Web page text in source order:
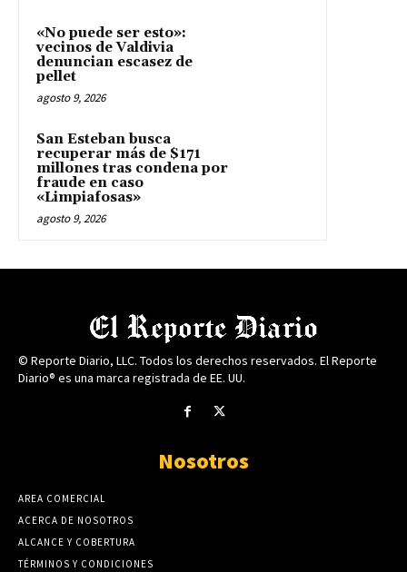
«No puede ser esto»:
vecinos de Valdivia
denuncian escasez de
pellet
agosto 9, 2026
San Esteban busca
recuperar más de $171
millones tras condena por
fraude en caso
«Limpiafosas»
agosto 9, 2026
© Reporte Diario, LLC. Todos los derechos reservados. El Reporte
Diario® es una marca registrada de EE. UU.
Nosotros
AREA COMERCIAL
ACERCA DE NOSOTROS
ALCANCE Y COBERTURA
TÉRMINOS Y CONDICIONES